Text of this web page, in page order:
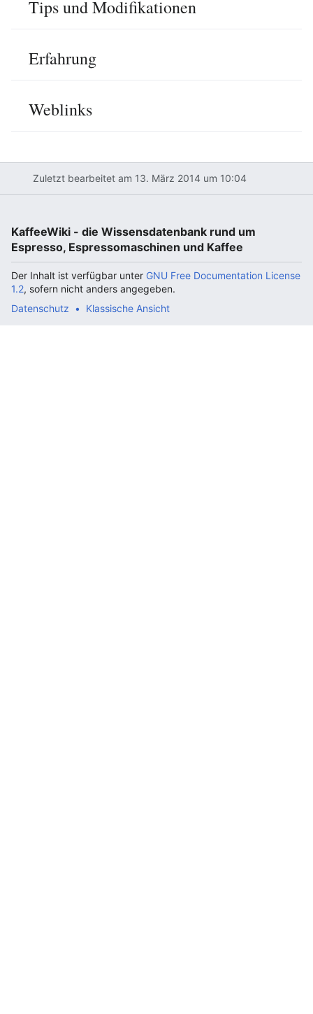
Tips und Modifikationen
Erfahrung
Weblinks
Zuletzt bearbeitet am 13. März 2014 um 10:04
KaffeeWiki - die Wissensdatenbank rund um
Espresso, Espressomaschinen und Kaffee
Der Inhalt ist verfügbar unter GNU Free Documentation License
1.2, sofern nicht anders angegeben.
Datenschutz
Klassische Ansicht